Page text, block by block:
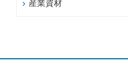
産業資材